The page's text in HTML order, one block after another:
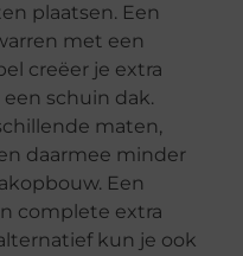
plaatsen. Een
met een
creëer je extra
schuin dak.
maten,
daarmee minder
Een
complete extra
kun je ook